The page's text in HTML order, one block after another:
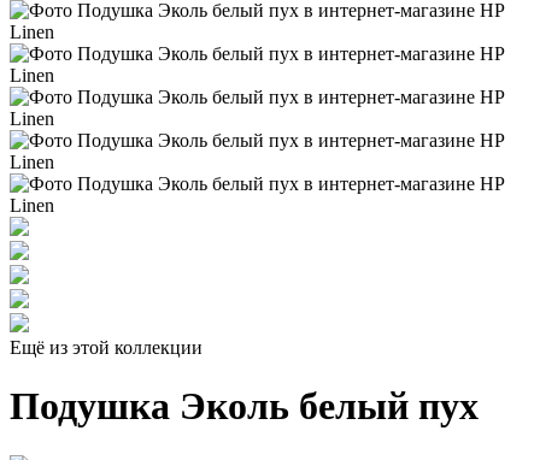
Ещё из этой коллекции
Подушка Эколь белый пух